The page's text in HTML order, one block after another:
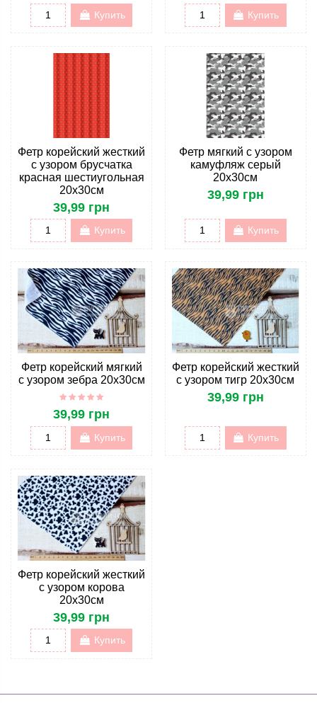
Купить Купить
Фетр корейский жесткий
с узором брусчатка
красная шестиугольная
20х30см
39,99 грн
Купить
Фетр мягкий с узором
камуфляж серый
20х30см
39,99 грн
Купить
Фетр корейский мягкий
с узором зебра 20х30см
39,99 грн
Купить
Фетр корейский жесткий
с узором тигр 20х30см
39,99 грн
Купить
Фетр корейский жесткий
с узором корова
20х30см
39,99 грн
Купить